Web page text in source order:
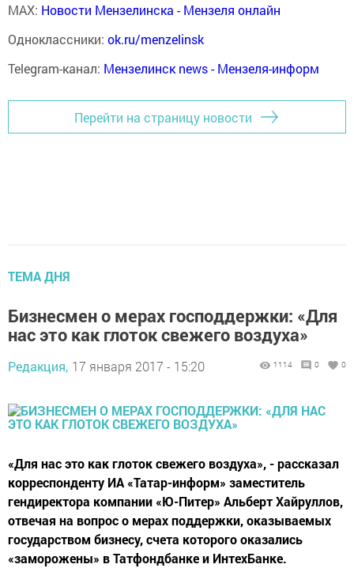
MAX: Новости Мензелинска - Мензеля онлайн
Одноклассники: ok.ru/menzelinsk
Telegram-канал: Мензелинск news - Мензеля-информ
Перейти на страницу новости
ТЕМА ДНЯ
Бизнесмен о мерах господдержки: «Для
нас это как глоток свежего воздуха»
Редакция, 17 января 2017 - 15:20 1114 0 0
«Для нас это как глоток свежего воздуха», - рассказал
корреспонденту ИА «Татар-информ» заместитель
гендиректора компании «Ю-Питер» Альберт Хайруллов,
отвечая на вопрос о мерах поддержки, оказываемых
государством бизнесу, счета которого оказались
«заморожены» в Татфондбанке и ИнтехБанке.